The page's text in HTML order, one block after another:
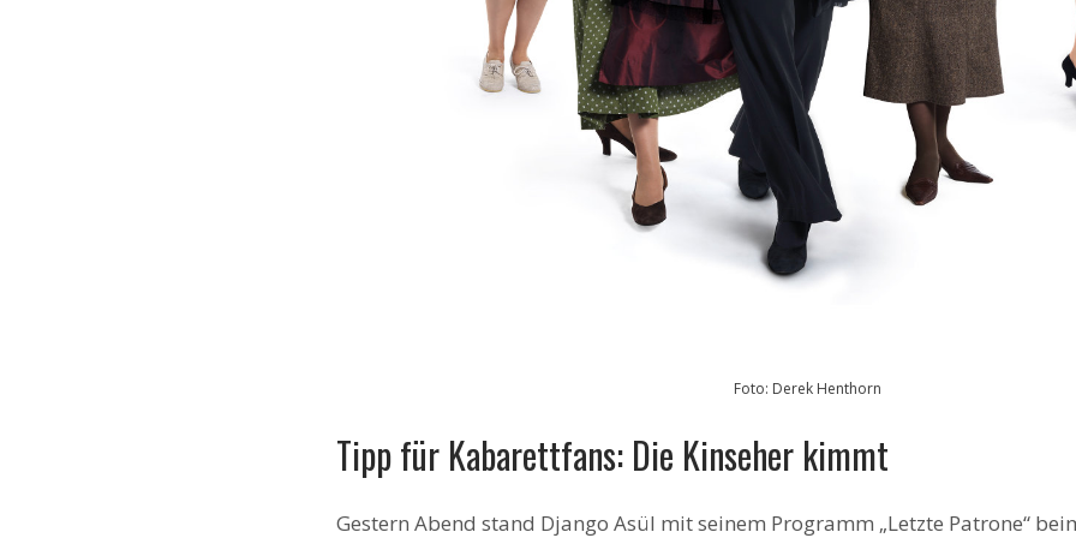
Foto: Derek Henthorn
Tipp für Kabarettfans: Die Kinseher kimmt
Gestern Abend stand Django Asül mit seinem Programm „Letzte Patrone“